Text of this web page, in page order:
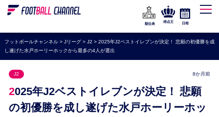
WEリーグ
海外サッカー
プレミアリーグ
セリエA
ブンデスリーガ
順位表
得点王 日程
フットボールチャンネル> Jリーグ> J2 > 2025年J2ベストイレブンが決定！ 悲願の初優勝を成
し遂げた水戸ホーリーホックから最多の4人が選出
J2 8か月前
2025年J2ベストイレブンが決定！ 悲願
の初優勝を成し遂げた水戸ホーリーホッ